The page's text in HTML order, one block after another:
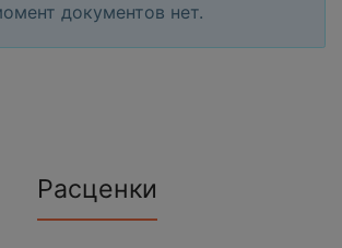
документов нет.
Расценки